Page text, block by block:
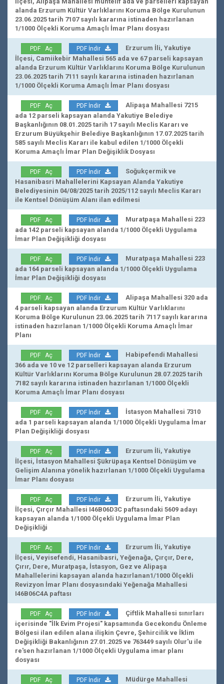
alanda Erzurum Kültür Varlıklarını Koruma Bölge Kurulunun
23.06.2025 tarih 7107 sayılı kararına istinaden hazırlanan
1/1000 Ölçekli Koruma Amaçlı İmar Planı dosyası
PDF Aç PDF İndir
Erzurum İli, Yakutiye
İlçesi, Camiikebir Mahallesi 565 ada ve 67 parseli kapsayan
alanda Erzurum Kültür Varlıklarını Koruma Bölge Kurulunun
23.06.2025 tarih 7111 sayılı kararına istinaden hazırlanan
1/1000 Ölçekli Koruma Amaçlı İmar Planı dosyası
PDF Aç PDF İndir
Alipaşa Mahallesi 7215
ada 12 parseli kapsayan alanda Yakutiye Belediye
Başkanlığının 08.01.2025 tarih 17 sayılı Meclis Kararı ve
Erzurum Büyükşehir Belediye Başkanlığının 17.07.2025 tarih
585 sayılı Meclis Kararı ile kabul edilen 1/1000 Ölçekli
Koruma Amaçlı İmar Plan Değişiklik Dosyası
PDF Aç PDF İndir
Soğukçermik ve
Hasanibasri Mahallelerini Kapsayan Alanda Yakutiye
Belediyesinin 04/08/2025 tarih 2025/112 sayılı Meclis Kararı
ile Kentsel Dönüşüm Alanı ilan edilmesi
PDF Aç PDF İndir
Muratpaşa Mahallesi 223
ada 142 parseli kapsayan alanda 1/1000 Ölçekli Uygulama
İmar Plan Değişikliği dosyası
PDF Aç PDF İndir
Muratpaşa Mahallesi 223
ada 164 parseli kapsayan alanda 1/1000 Ölçekli Uygulama
İmar Plan Değişikliği dosyası
PDF Aç PDF İndir
Alipaşa Mahallesi 320 ada
4 parseli kapsayan alanda Erzurum Kültür Varlıklarını
Koruma Bölge Kurulunun 23.06.2025 tarih 7117 sayılı kararına
istinaden hazırlanan 1/1000 Ölçekli Koruma Amaçlı İmar
Planı
PDF Aç PDF İndir
Habipefendi Mahallesi
366 ada ve 10 ve 12 parselleri kapsayan alanda Erzurum
Kültür Varlıklarını Koruma Bölge Kurulunun 28.07.2025 tarih
7182 sayılı kararına istinaden hazırlanan 1/1000 Ölçekli
Koruma Amaçlı İmar Planı dosyası
PDF Aç PDF İndir
İstasyon Mahallesi 7310
ada 1 parseli kapsayan alanda 1/1000 Ölçekli Uygulama İmar
Plan Değişikliği dosyası
PDF Aç PDF İndir
Erzurum İli, Yakutiye
İlçesi, İstasyon Mahallesi Şükrüpaşa Kentsel Dönüşüm ve
Gelişim Alanına yönelik hazırlanan 1/1000 Ölçekli Uygulama
İmar Planı dosyası
PDF Aç PDF İndir
Erzurum İli, Yakutiye
İlçesi, Çırçır Mahallesi I46B06D3C paftasındaki 5609 adayı
kapsayan alanda 1/1000 Ölçekli Uygulama İmar Plan
Değişikliği
PDF Aç PDF İndir
Erzurum İli, Yakutiye
İlçesi, Veyisefendi, Hasanibasri, Yeğenağa, Çırçır, Dere,
Çırır, Dere, Muratpaşa, İstasyon, Gez ve Alipaşa
Mahallelerini kapsayan alanda hazırlanan1/1000 Ölçekli
Revizyon İmar Planı dosyasındaki Yeğenağa Mahallesi
I46B06C4A paftası
PDF Aç PDF İndir
Çiftlik Mahallesi sınırları
içerisinde "İlk Evim Projesi" kapsamında Gecekondu Önleme
Bölgesi ilan edilen alana ilişkin Çevre, Şehircilik ve İklim
Değişikliği Bakanlığının 27.01.2025 ve 763449 sayılı Olur'u ile
re'sen hazırlanan 1/1000 Ölçekli Uygulama imar planı
dosyası
PDF Aç PDF İndir
Müdürge Mahallesi